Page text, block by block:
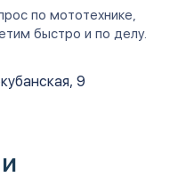
по мототехнике,
быстро и по делу.
9